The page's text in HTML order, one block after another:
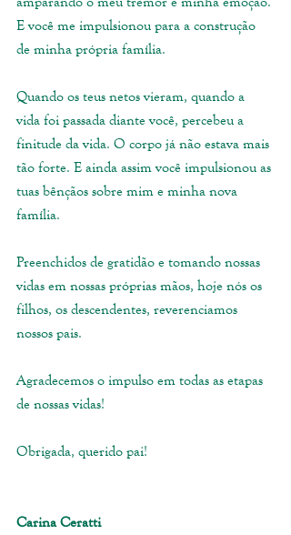
E você me impulsionou para a construção
de minha própria família.
Quando os teus netos vieram, quando a
vida foi passada diante você, percebeu a
finitude da vida. O corpo já não estava mais
tão forte. E ainda assim você impulsionou as
tuas bênçãos sobre mim e minha nova
família.
Preenchidos de gratidão e tomando nossas
vidas em nossas próprias mãos, hoje nós os
filhos, os descendentes, reverenciamos
nossos pais.
Agradecemos o impulso em todas as etapas
de nossas vidas!
Obrigada, querido pai!
Carina Ceratti